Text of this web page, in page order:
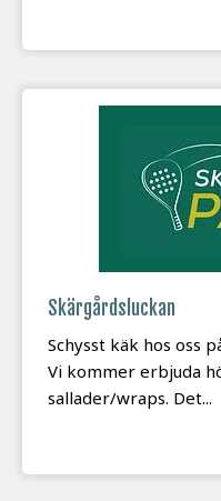
Skärgårdsluckan
Schysst käk hos oss
Vi kommer erbjuda
sallader/wraps. Det...